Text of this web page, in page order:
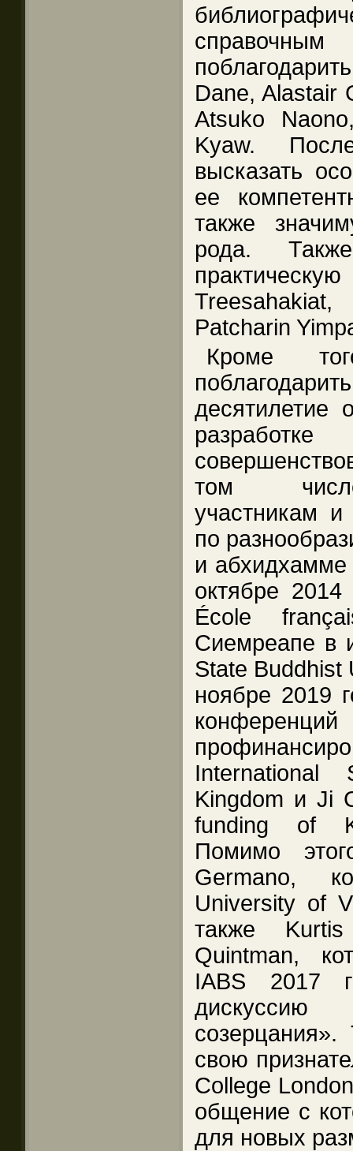
Dane, Alastair
Atsuko
Kyaw.
высказать
ее
также
рода.
Patcharin
Кроме
том числе
участникам
по
и абхидхамме
октябре
École
Сиемреапе в
State Buddhist
ноябре 2019
Kingdom и Ji
funding of
Помимо
Germano,
University of
также
Quintman,
IABS 2017
свою
College
общение с
для новых